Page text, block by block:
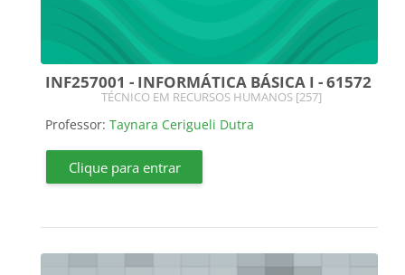
INF257001 - INFORMÁTICA BÁSICA I - 61572
Categoria do curso
TÉCNICO EM RECURSOS HUMANOS [257]
Professor: Taynara Cerigueli Dutra
Clique para entrar